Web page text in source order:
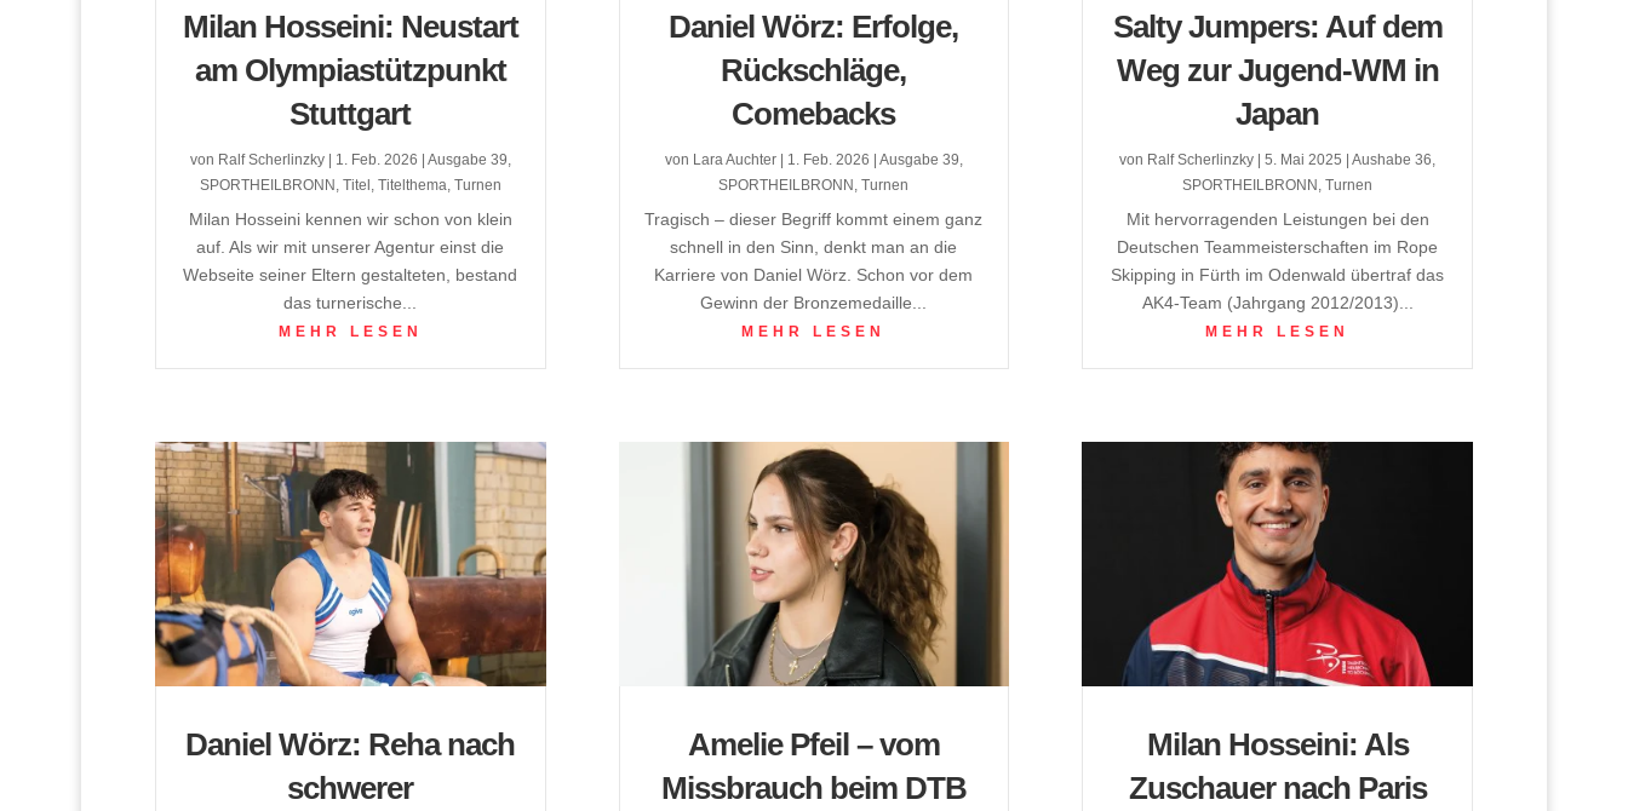
Milan Hosseini: Neustart
am Olympiastützpunkt
Stuttgart
von Ralf Scherlinzky| 1. Feb. 2026 Ausgabe 39,
SPORTHEILBRONN , Titel , Titelthema, Turnen
Milan Hosseini kennen wir schon von klein
auf. Als wir mit unserer Agentur einst die
Webseite seiner Eltern gestalteten, bestand
das turnerische...
MEHR LESEN
Daniel Wörz: Reha nach
schwerer
Daniel Wörz: Erfolge,
Rückschläge,
Comebacks
von Lara Auchter| 1. Feb. 2026 Ausgabe 39,
SPORTHEILBRONN ,Turnen
Tragisch – dieser Begriff kommt einem ganz
schnell in den Sinn, denkt man an die
Karriere von Daniel Wörz. Schon vor dem
Gewinn der Bronzemedaille...
MEHR LESEN
Amelie Pfeil – vom
Missbrauch beim DTB
Salty Jumpers: Auf dem
Weg zur Jugend-WM in
Japan
von Ralf Scherlinzky |5. Mai 2025 |Aushabe 36,
SPORTHEILBRONN ,Turnen
Mit hervorragenden Leistungen bei den
Deutschen Teammeisterschaften im Rope
Skipping in Fürth im Odenwald übertraf das
AK4-Team (Jahrgang 2012/2013)...
MEHR LESEN
Milan Hosseini: Als
Zuschauer nach Paris